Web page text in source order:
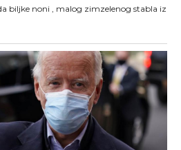
biljke noni , malog zimzelenog stabla iz